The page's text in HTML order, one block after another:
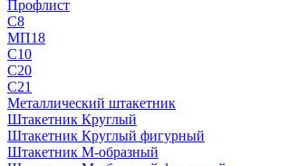
Профлист
С8
МП18
С10
С20
С21
Металлический штакетник
Штакетник Круглый
Штакетник Круглый фигурный
Штакетник М-образный